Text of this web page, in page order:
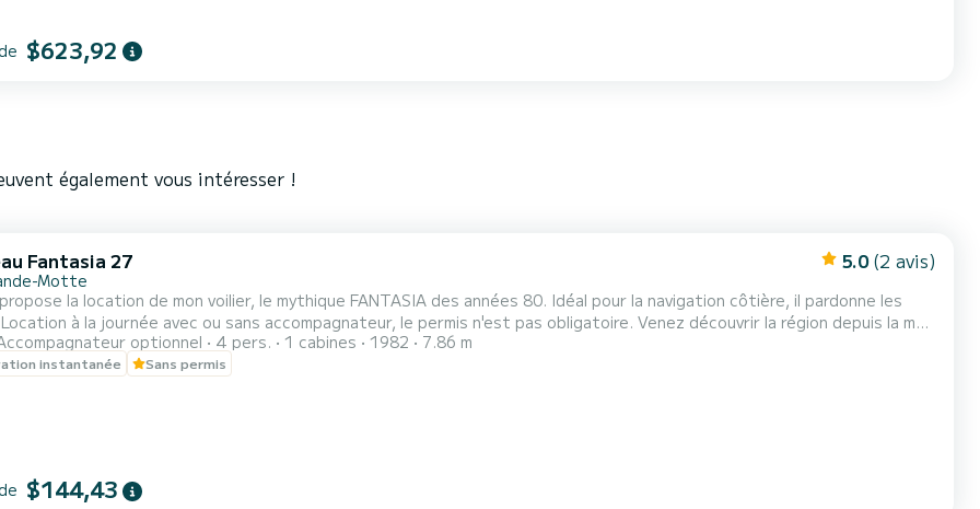
$623,92
également vous intéresser !
Fantasia 27 5.0 (2 avis)
Motte
la location de mon voilier, le mythique FANTASIA des années 80. Idéal pour la navigation côtière, il pardonne les
à la journée avec ou sans accompagnateur, le permis n'est pas obligatoire. Venez découvrir la région depuis la mer
l’Espiguette, Palavas arrêt à Sète ou au cap d'Agde, ou bien plus loin encore si vous partez plusieurs jours. Voilier idéal
escapades à la journée ou pour plusieurs jours en cabotage. Pour les locations à la semaine,...
optionnel 4 pers. 1 cabines 1982 7.86 m
instantanée Sans permis
$144,43